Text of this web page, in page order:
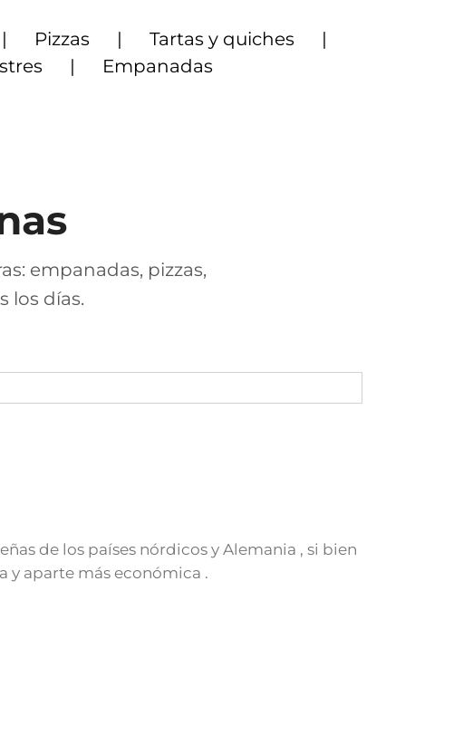
Pizzas
Tartas y quiches
Empanadas
empanadas, pizzas,
los días.
de los países nórdicos y Alemania , si bien
y aparte más económica .